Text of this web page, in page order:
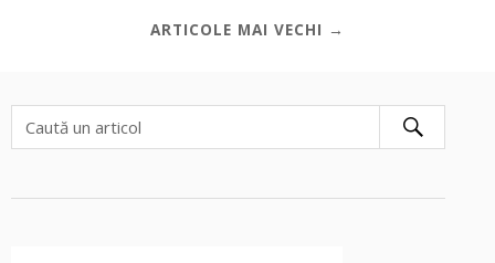
ARTICOLE MAI VECHI →